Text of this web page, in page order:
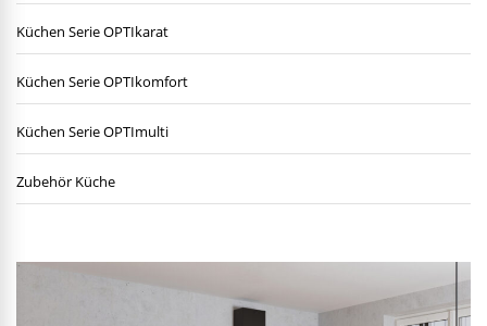
Küchen Serie OPTIkarat
Küchen Serie OPTIkomfort
Küchen Serie OPTImulti
Zubehör Küche